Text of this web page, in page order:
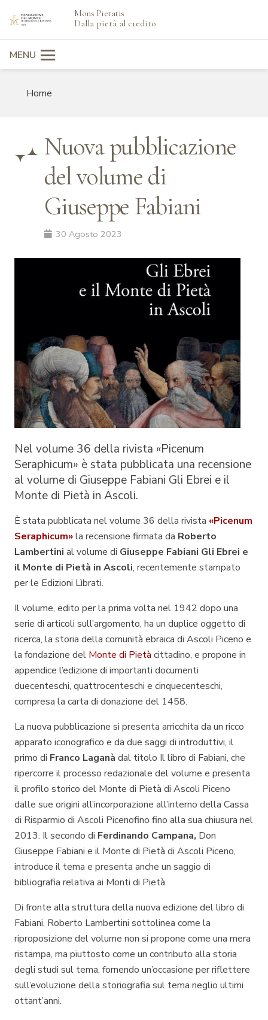
Mons Pietatis
Dalla pietà al credito
MENU
Home
Nuova pubblicazione
del volume di
Giuseppe Fabiani
30 Agosto 2023
Nel volume 36 della rivista «Picenum
Seraphicum» è stata pubblicata una recensione
al volume di Giuseppe Fabiani Gli Ebrei e il
Monte di Pietà in Ascoli.
È stata pubblicata nel volume 36 della rivista «Picenum
Seraphicum»la recensione firmata da Roberto
Lambertini al volume di Giuseppe Fabiani Gli Ebrei e
il Monte di Pietà in Ascoli, recentemente stampato
per le Edizioni Lìbrati.
Il volume, edito per la prima volta nel 1942 dopo una
serie di articoli sull’argomento, ha un duplice oggetto di
ricerca, la storia della comunità ebraica di Ascoli Piceno e
la fondazione del Monte di Pietà cittadino, e propone in
appendice l’edizione di importanti documenti
duecenteschi, quattrocenteschi e cinquecenteschi,
compresa la carta di donazione del 1458.
La nuova pubblicazione si presenta arricchita da un ricco
apparato iconografico e da due saggi di introduttivi, il
primo di Franco Laganà dal titolo Il libro di Fabiani, che
ripercorre il processo redazionale del volume e presenta
il profilo storico del Monte di Pietà di Ascoli Piceno
dalle sue origini all’incorporazione all’interno della Cassa
di Risparmio di Ascoli Picenofino fino alla sua chiusura nel
2013. Il secondo di Ferdinando Campana, Don
Giuseppe Fabiani e il Monte di Pietà di Ascoli Piceno,
introduce il tema e presenta anche un saggio di
bibliografia relativa ai Monti di Pietà.
Di fronte alla struttura della nuova edizione del libro di
Fabiani, Roberto Lambertini sottolinea come la
riproposizione del volume non si propone come una mera
ristampa, ma piuttosto come un contributo alla storia
degli studi sul tema, fornendo un’occasione per riflettere
sull’evoluzione della storiografia sul tema neglio ultimi
ottant’anni.